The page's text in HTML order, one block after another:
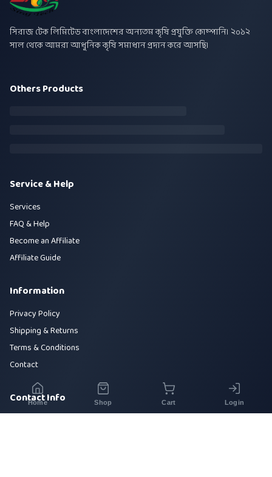
সিরাজ টেক লিমিটেড বাংলাদেশের অন্যতম কৃষি প্রযুক্তি কোম্পানি। ২০১২
সাল থেকে আমরা আধুনিক কৃষি সমাধান প্রদান করে আসছি।
Others Products
Service & Help
Services
FAQ & Help
Become an Affiliate
Affiliate Guide
Information
Privacy Policy
Shipping & Returns
Terms & Conditions
Contact
Contact Info
Home Shop Cart Login